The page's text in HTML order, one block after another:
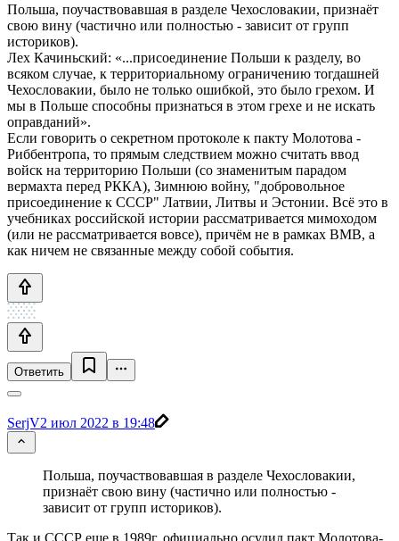
Польша, поучаствовавшая в разделе Чехословакии, признаёт
свою вину (частично или полностью - зависит от групп
историков).
Лех Качиньский: «...присоединение Польши к разделу, во
всяком случае, к территориальному ограничению тогдашней
Чехословакии, было не только ошибкой, это было грехом. И
мы в Польше способны признаться в этом грехе и не искать
оправданий».
Если говорить о секретном протоколе к пакту Молотова -
Риббентропа, то прямым следствием можно считать ввод
войск на территорию Польши (со знаменитым парадом
вермахта перед РККА), Зимнюю войну, "добровольное
присоединение к СССР" Латвии, Литвы и Эстонии. Всё это в
учебниках российской истории рассматривается мимоходом
(или не рассматривается вовсе), причём не в рамках ВМВ, а
как ничем не связанные между собой события.
Ответить
SerjV2 июл 2022 в 19:48
Польша, поучаствовавшая в разделе Чехословакии,
признаёт свою вину (частично или полностью -
зависит от групп историков).
Так и СССР еще в 1989г. официально осудил пакт Молотова-